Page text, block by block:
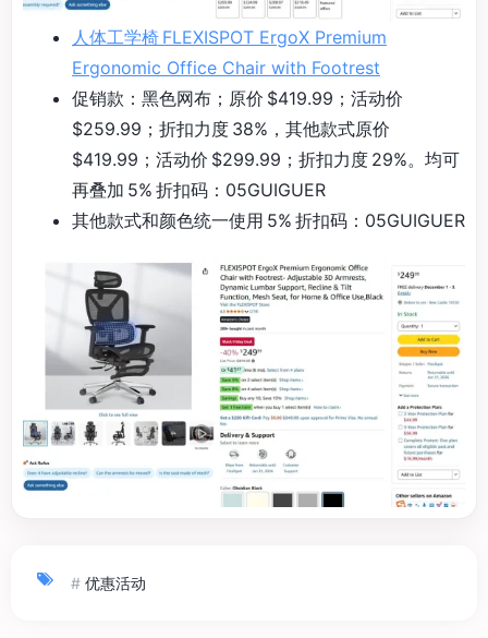
人体工学椅 FLEXISPOT ErgoX Premium
Ergonomic Office Chair with Footrest
促销款：黑色网布；原价 $419.99；活动价
$259.99；折扣力度 38%，其他款式原价
$419.99；活动价 $299.99；折扣力度 29%。均可
再叠加 5% 折扣码：05GUIGUER
其他款式和颜色统一使用 5% 折扣码：05GUIGUER
# 优惠活动